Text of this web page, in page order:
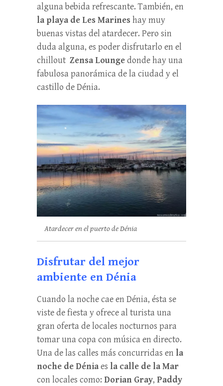
alguna bebida refrescante. También, en
la playa de Les Marineshay muy
buenas vistas del atardecer. Pero sin
duda alguna, es poder disfrutarlo en el
chillout Zensa Loungedonde hay una
fabulosa panorámica de la ciudad y el
castillo de Dénia.
Atardecer en el puerto de Dénia
Disfrutar del mejor
ambiente en Dénia
Cuando la noche cae en Dénia, ésta se
viste de fiesta y ofrece al turista una
gran oferta de locales nocturnos para
tomar una copa con música en directo.
Una de las calles más concurridas enla
noche de Déniaes la calle de la Mar
con locales como: Dorian Gray, Paddy